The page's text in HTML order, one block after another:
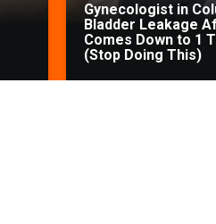
Gynecologist in
Bladder Leakage
Comes Down to 1
(Stop Doing This)